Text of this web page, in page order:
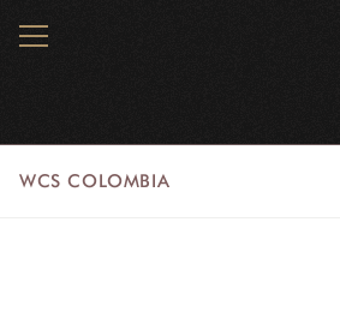
MENU
WCS COLOMBIA